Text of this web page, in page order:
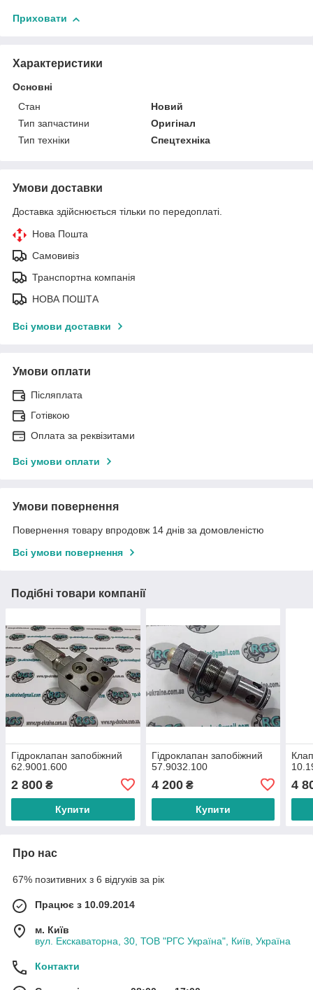
Приховати
Характеристики
Основні
Стан
Новий
Тип запчастини
Оригінал
Тип техніки
Спецтехніка
Умови доставки
Доставка здійснюється тільки по передоплаті.
Нова Пошта
Самовивіз
Транспортна компанія
НОВА ПОШТА
Всі умови доставки
Умови оплати
Післяплата
Готівкою
Оплата за реквізитами
Всі умови оплати
Умови повернення
Повернення товару впродовж 14 днів за домовленістю
Всі умови повернення
Подібні товари компанії
Гідроклапан запобіжний
62.9001.600
2 800 ₴
Купити
Гідроклапан запобіжний
57.9032.100
4 200₴
Купити
4
Про нас
67% позитивних з 6 відгуків за рік
Працює з 10.09.2014
м. Київ
вул. Екскаваторна, 30, ТОВ "РГС Україна", Київ, Україна
Контакти